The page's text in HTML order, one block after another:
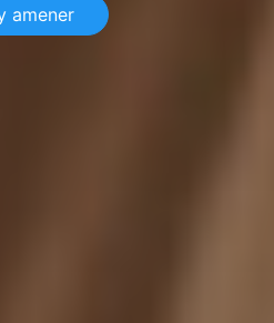
amener